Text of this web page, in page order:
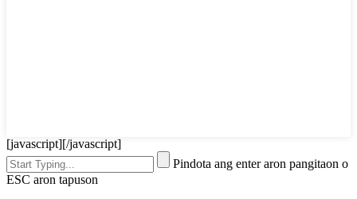
[javascript][/javascript]
Pindota ang enter aron pangitaon o
ESC aron tapuson